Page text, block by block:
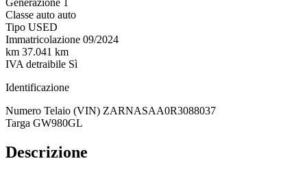
Classe auto auto
Tipo USED
Immatricolazione 09/2024
km 37.041 km
IVA detraibile Sì
Identificazione
Numero Telaio (VIN) ZARNASAA0R3088037
Targa GW980GL
Descrizione